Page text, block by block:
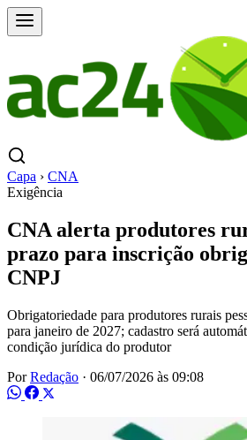
Capa › CNA
Exigência
CNA alerta produtores
prazo para inscrição
CNPJ
Obrigatoriedade para produtores rurais
para janeiro de 2027; cadastro será
condição jurídica do produtor
PorRedação · 06/07/2026 às 09:08